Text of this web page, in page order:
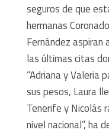
seguros de que
hermanas
Fernández aspiran
las últimas citas
“Adriana y Valeria
sus pesos, Laura
Tenerife y Nicolás
nivel nacional”, ha